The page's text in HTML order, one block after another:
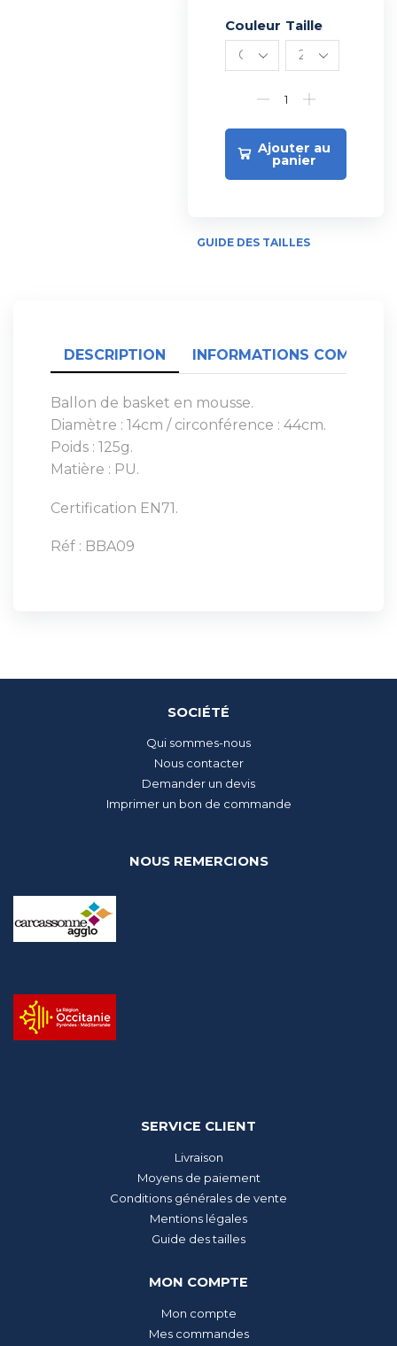
Couleur Taille
Ajouter au
panier
Alternative:
GUIDE DES TAILLES
DESCRIPTION INFORMATIONS
Ballon de basket en mousse.
Diamètre : 14cm / circonférence : 44cm.
Poids : 125g.
Matière : PU.
Certification EN71.
Réf : BBA09
SOCIÉTÉ
Qui sommes-nous
Nous contacter
Demander un devis
Imprimer un bon de commande
NOUS REMERCIONS
SERVICE CLIENT
Livraison
Moyens de paiement
Conditions générales de vente
Mentions légales
Guide des tailles
MON COMPTE
Mon compte
Mes commandes